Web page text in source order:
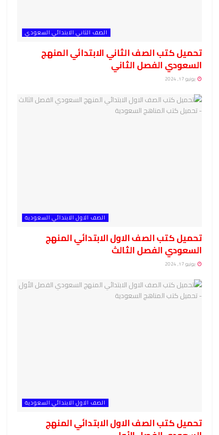
الصف الثاني الابتدائي السعودي
تحميل كتب الصف الثاني الابتدائي المنهج
السعودي الفصل الثاني
يونيو 17, 2024
الصف الاول الابتدائي السعودية
تحميل كتب الصف الاول الابتدائي المنهج
السعودي الفصل الثالث
يونيو 17, 2024
الصف الاول الابتدائي السعودية
تحميل كتب الصف الاول الابتدائي المنهج